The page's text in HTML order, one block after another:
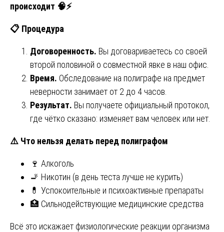
происходит 🧠⚡
📋 Процедура
Договоренность. Вы договариваетесь со своей
второй половиной о совместной явке в наш офис.
Время. Обследование на полиграфе на предмет
неверности занимает от 2 до 4 часов.
Результат. Вы получаете официальный протокол,
где чётко сказано: изменяет вам человек или нет.
⚠️ Что нельзя делать перед полиграфом
🍷 Алкоголь
🚬 Никотин (в день теста лучше не курить)
💊 Успокоительные и психоактивные препараты
🏥 Сильнодействующие медицинские средства
Всё это искажает физиологические реакции организма